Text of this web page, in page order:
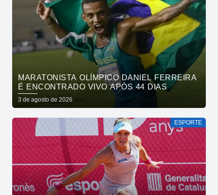
MARATONISTA OLÍMPICO DANIEL FERREIRA
É ENCONTRADO VIVO APÓS 44 DIAS
3 de agosto de 2026
ESPORTE